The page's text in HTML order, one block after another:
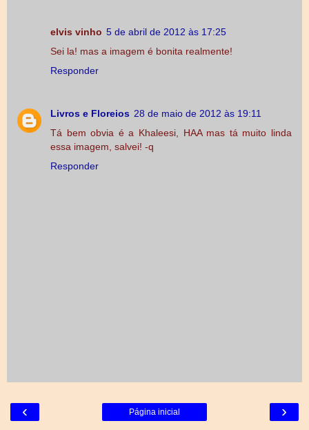
elvis vinho 5 de abril de 2012 às 17:25
Sei la! mas a imagem é bonita realmente!
Responder
Livros e Floreios 28 de maio de 2012 às 19:11
Tá bem obvia é a Khaleesi, HAA mas tá muito linda
essa imagem, salvei! -q
Responder
‹ ›
Página inicial